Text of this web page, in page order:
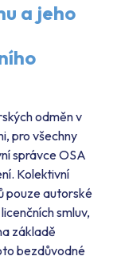
a jeho
odměn v
pro všechny
správce OSA
Kolektivní
pouze autorské
smluv,
základě
bezdůvodné